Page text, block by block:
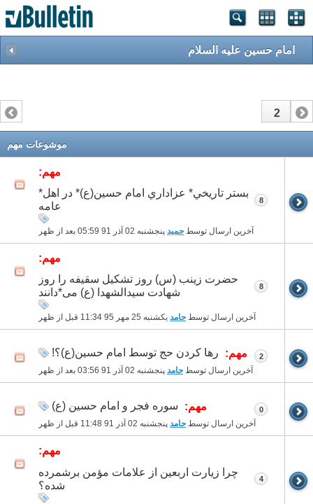
امام حسین علیه السلام
1
2
موشوعات مهم
مهم:
بستر تاريخي* عزاداري امام حسين(ع)* در اهل*
عامه
آخرین ارسال توسط حمید پنجشنبه 02 آذر 91 05:59 بعد از ظهر
8
مهم:
حضرت زینب (س) روز تشکیل سقیفه را روز
شهادت سیدالشهدا (ع) می*دانند
آخرین ارسال توسط حامد یکشنبه 25 مهر 95 11:34 قبل از ظهر
8
مهم: رها کردن حج توسط امام حسين(ع)؟!
آخرین ارسال توسط حامد پنجشنبه 02 آذر 91 03:56 بعد از ظهر
2
مهم: سوره فجر و امام حسين (ع)
آخرین ارسال توسط حامد پنجشنبه 02 آذر 91 11:48 قبل از ظهر
0
مهم:
چرا زیارت اربعین از علامات مؤمن برشمرده
شده؟
4